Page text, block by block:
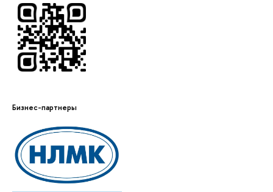
Бизнес-партнеры